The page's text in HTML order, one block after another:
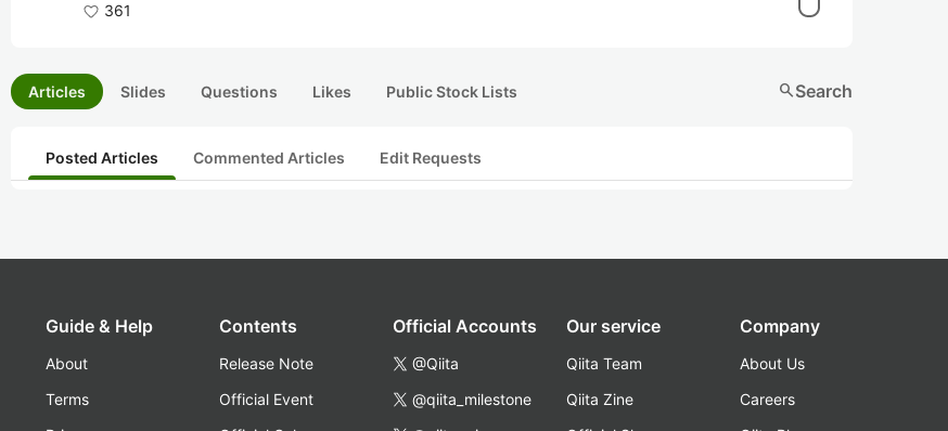
361
Articles Slides Questions Likes Public Stock Lists searchSearch
Posted Articles Commented Articles Edit Requests
Guide & Help
About
Terms
Contents
Release Note
Official Event
Official Accounts
@Qiita
@qiita_milestone
Our service
Qiita Team
Qiita Zine
Company
About Us
Careers